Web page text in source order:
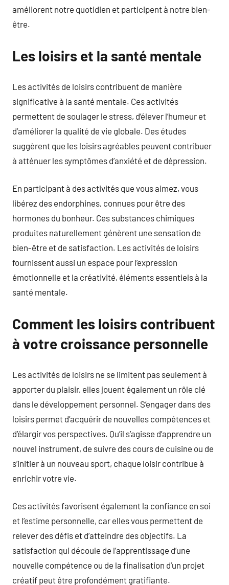
améliorent notre quotidien et participent à notre bien-
être.
Les loisirs et la santé mentale
Les activités de loisirs contribuent de manière
significative à la santé mentale. Ces activités
permettent de soulager le stress, d’élever l’humeur et
d’améliorer la qualité de vie globale. Des études
suggèrent que les loisirs agréables peuvent contribuer
à atténuer les symptômes d’anxiété et de dépression.
En participant à des activités que vous aimez, vous
libérez des endorphines, connues pour être des
hormones du bonheur. Ces substances chimiques
produites naturellement génèrent une sensation de
bien-être et de satisfaction. Les activités de loisirs
fournissent aussi un espace pour l’expression
émotionnelle et la créativité, éléments essentiels à la
santé mentale.
Comment les loisirs contribuent
à votre croissance personnelle
Les activités de loisirs ne se limitent pas seulement à
apporter du plaisir, elles jouent également un rôle clé
dans le développement personnel. S’engager dans des
loisirs permet d’acquérir de nouvelles compétences et
d’élargir vos perspectives. Qu’il s’agisse d’apprendre un
nouvel instrument, de suivre des cours de cuisine ou de
s’initier à un nouveau sport, chaque loisir contribue à
enrichir votre vie.
Ces activités favorisent également la confiance en soi
et l’estime personnelle, car elles vous permettent de
relever des défis et d’atteindre des objectifs. La
satisfaction qui découle de l’apprentissage d’une
nouvelle compétence ou de la finalisation d’un projet
créatif peut être profondément gratifiante.